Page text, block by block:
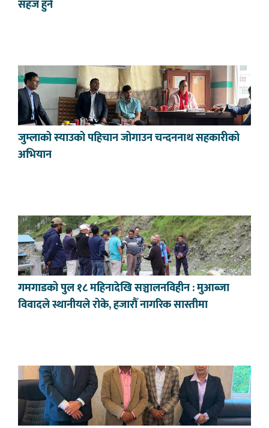
सहज हुने
जुम्लाको स्याउको पहिचान जोगाउन चन्दननाथ सहकारीको
अभियान
गमगाडको पुल १८ महिनादेखि सञ्चालनविहीन : मुआब्जा
विवादले स्थानीयले रोके, हजारौँ नागरिक सास्तीमा